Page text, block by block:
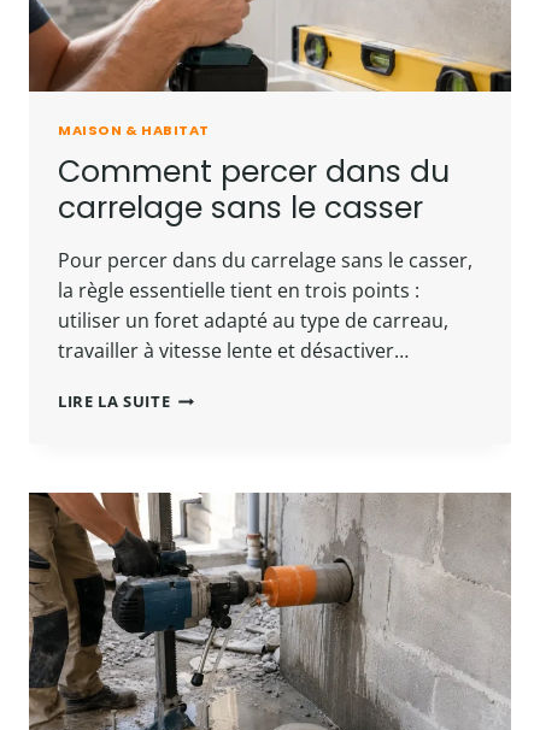
MAISON & HABITAT
Comment percer dans du
carrelage sans le casser
Pour percer dans du carrelage sans le casser,
la règle essentielle tient en trois points :
utiliser un foret adapté au type de carreau,
travailler à vitesse lente et désactiver…
LIRE LA SUITECOMMENT
CARRELAGE
SANS
LE
CASSER